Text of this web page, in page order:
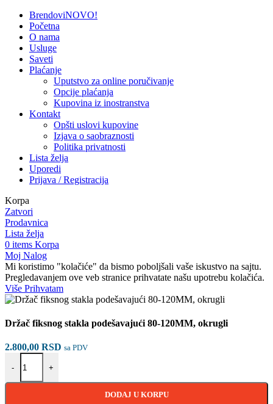
BrendoviNOVO!
Početna
O nama
Usluge
Saveti
Plaćanje
Uputstvo za online poručivanje
Opcije plaćanja
Kupovina iz inostranstva
Kontakt
Opšti uslovi kupovine
Izjava o saobraznosti
Politika privatnosti
Lista želja
Uporedi
Prijava / Registracija
Korpa
Zatvori
Prodavnica
Lista želja
0 items Korpa
Moj Nalog
Mi koristimo "kolačiće" da bismo poboljšali vaše iskustvo na sajtu.
Pregledavanjem ove veb stranice prihvatate našu upotrebu kolačića.
Više Više
Prihvatam
Držač fiksnog stakla podešavajući 80-120MM, okrugli
2.800,00 RSD sa PDV
-
Držač fiksnog stakla podešavajući 80-120MM, okrugli količina
+
DODAJ U KORPU